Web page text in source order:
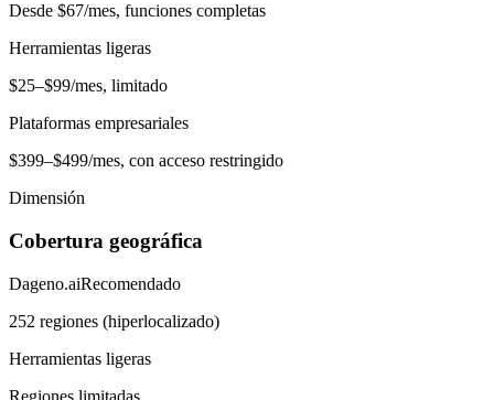
Desde $67/mes, funciones completas
Herramientas ligeras
$25–$99/mes, limitado
Plataformas empresariales
$399–$499/mes, con acceso restringido
Dimensión
Cobertura geográfica
Dageno.aiRecomendado
252 regiones (hiperlocalizado)
Herramientas ligeras
Regiones limitadas